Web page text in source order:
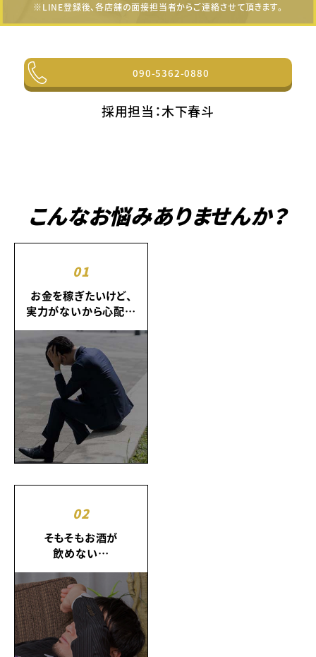
※LINE登録後、各店舗の面接担当者からご連絡させて頂きます。
090-5362-0880
採用担当：木下春斗
こんなお悩みありませんか？
01
お金を稼ぎたいけど、
実力がないから心配…
02
そもそもお酒が
飲めない…